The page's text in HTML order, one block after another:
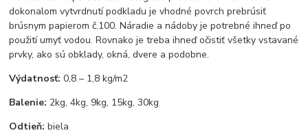
dokonalom vytvrdnutí podkladu je vhodné povrch prebrúsiť
brúsnym papierom č.100. Náradie a nádoby je potrebné ihneď po
použití umyť vodou. Rovnako je treba ihneď očistiť všetky vstavané
prvky, ako sú obklady, okná, dvere a podobne.
Výdatnosť: 0,8 – 1,8 kg/m2
Balenie: 2kg, 4kg, 9kg, 15kg, 30kg
Odtieň: biela